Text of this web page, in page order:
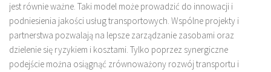
jest równie ważne. Taki model może prowadzić do innowacji i
podniesienia jakości usług transportowych. Wspólne projekty i
partnerstwa pozwalają na lepsze zarządzanie zasobami oraz
dzielenie się ryzykiem i kosztami. Tylko poprzez synergiczne
podejście można osiągnąć zrównoważony rozwój transportu i